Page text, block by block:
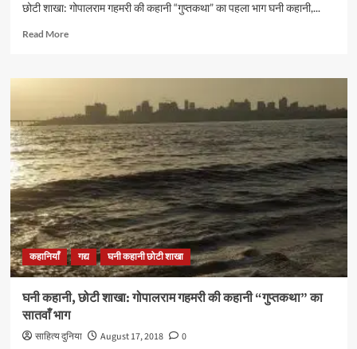
छोटी शाखा: गोपालराम गहमरी की कहानी “गुप्तकथा” का पहला भाग घनी कहानी,...
Read MoreRead
घनी
शाखा:
गोपालराम
गहमरी की
कहानी
“गुप्तकथा”
का
आठवाँ
भाग
कहानियाँ गद्य घनी कहानी छोटी शाखा
घनी कहानी, छोटी शाखा: गोपालराम गहमरी की कहानी “गुप्तकथा” का
सातवाँ भाग
साहित्य दुनिया August 17, 2018
0